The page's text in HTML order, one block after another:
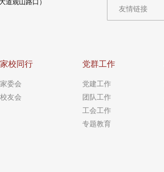
道观山路口）
友情链接
家校同行
家委会
校友会
党群工作
党建工作
团队工作
工会工作
专题教育